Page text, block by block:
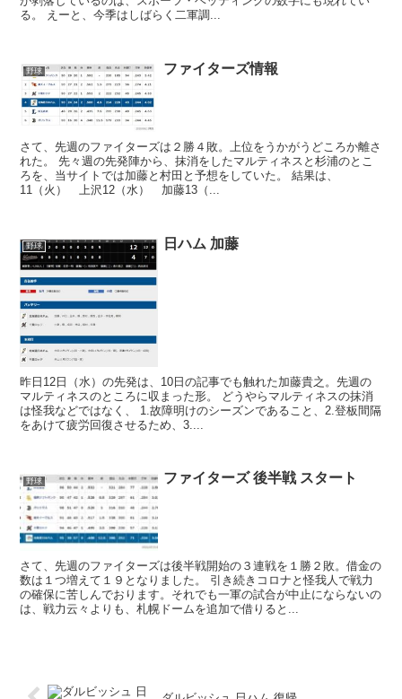
る。 えーと、今季はしばらく二軍調...
野球 ファイターズ情報
さて、先週のファイターズは２勝４敗。上位をうかがうどころか離さ
れた。 先々週の先発陣から、抹消をしたマルティネスと杉浦のとこ
ろを、当サイトでは加藤と村田と予想をしていた。 結果は、
11（火） 上沢12（水） 加藤13（...
野球 日ハム 加藤
昨日12日（水）の先発は、10日の記事でも触れた加藤貴之。先週の
マルティネスのところに収まった形。 どうやらマルティネスの抹消
は怪我などではなく、 1.故障明けのシーズンであること、2.登板間隔
をあけて疲労回復させるため、3....
野球 ファイターズ 後半戦 スタート
さて、先週のファイターズは後半戦開始の３連戦を１勝２敗。借金の
数は１つ増えて１９となりました。 引き続きコロナと怪我人で戦力
の確保に苦しんでおります。それでも一軍の試合が中止にならないの
は、戦力云々よりも、札幌ドームを追加で借りると...